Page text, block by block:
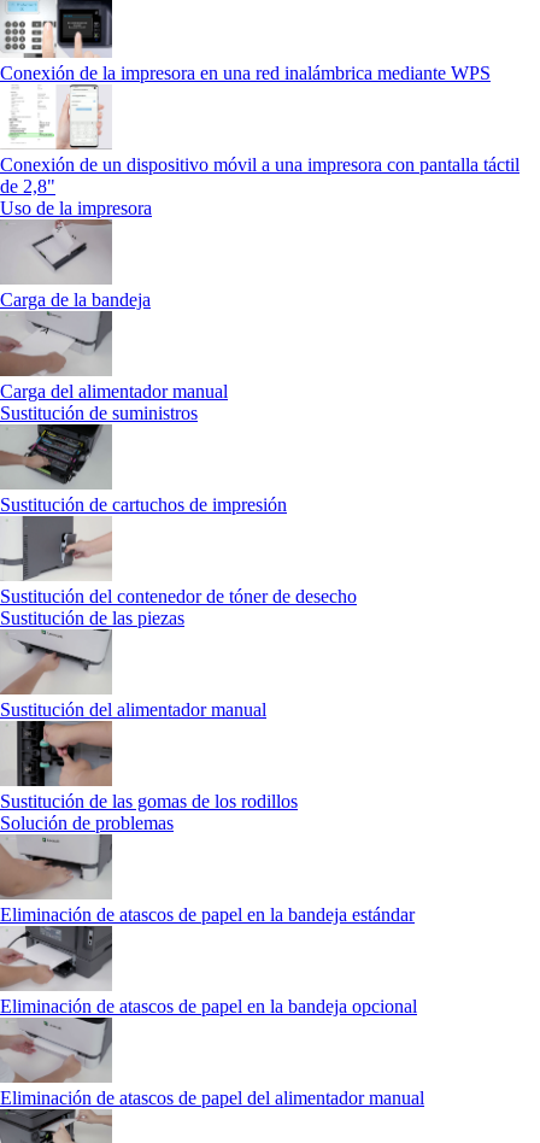
Conexión de la impresora en una red inalámbrica mediante WPS
Conexión de un dispositivo móvil a una impresora con pantalla táctil
de 2,8"
Uso de la impresora
Carga de la bandeja
Carga del alimentador manual
Sustitución de suministros
Sustitución de cartuchos de impresión
Sustitución del contenedor de tóner de desecho
Sustitución de las piezas
Sustitución del alimentador manual
Sustitución de las gomas de los rodillos
Solución de problemas
Eliminación de atascos de papel en la bandeja estándar
Eliminación de atascos de papel en la bandeja opcional
Eliminación de atascos de papel del alimentador manual